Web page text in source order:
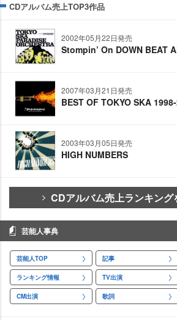
CDアルバム売上TOP3作品
2002年05月22日発売
Stompin’ On DOWN BEAT
2007年03月21日発売
BEST OF TOKYO SKA
2003年03月05日発売
HIGH NUMBERS
CDアルバム売上ランキング
芸能人事典
芸能人TOP 記事
ランキング情報 TV出演
CM出演 歌詞